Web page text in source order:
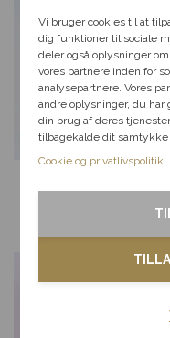
Vi bruger cookies til at
dig funktioner til sociale
deler også oplysninger
vores partnere inden for
analysepartnere. Vores
andre oplysninger, du
din brug af deres
tilbagekalde dit
Cookie og privatlivspolitik
gave
passer
dig
perfekte